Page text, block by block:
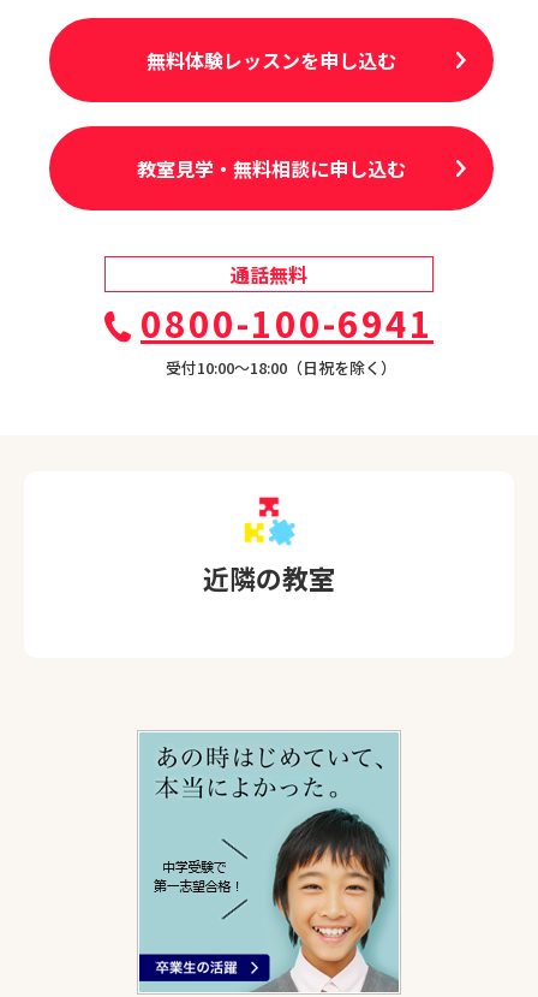
無料体験レッスンを申し込む
教室見学・無料相談に申し込む
通話無料
0800-100-6941
受付10:00〜18:00（日祝を除く）
近隣の教室